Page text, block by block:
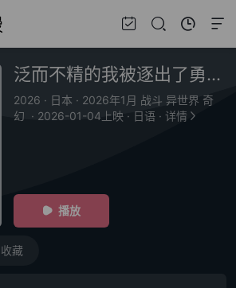
泛而不精的我被逐出了勇者队伍
2026 · 日本 · 2026年1月 战斗 异世界 奇
幻 · 2026-01-04上映 · 日语 · 详情
播放
收藏